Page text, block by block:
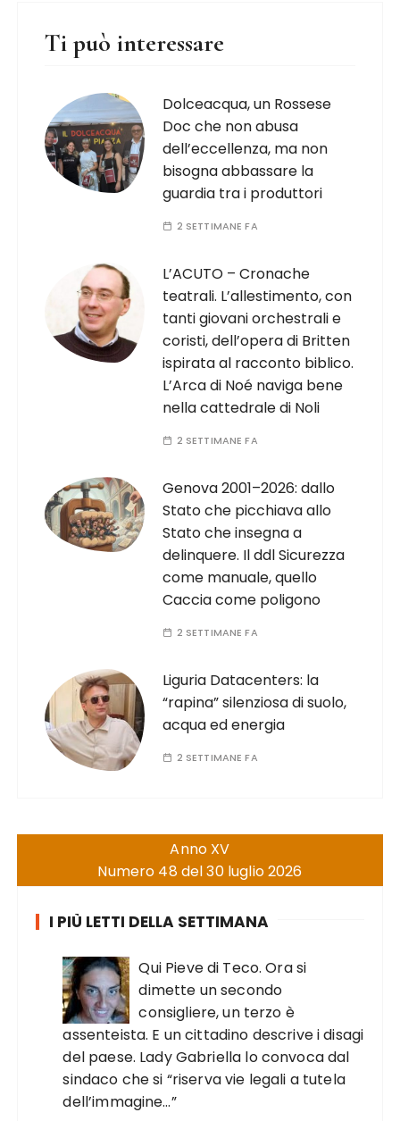
Ti può interessare
Dolceacqua, un Rossese
Doc che non abusa
dell’eccellenza, ma non
bisogna abbassare la
guardia tra i produttori
2 SETTIMANE FA
L’ACUTO – Cronache
teatrali. L’allestimento, con
tanti giovani orchestrali e
coristi, dell’opera di Britten
ispirata al racconto biblico.
L’Arca di Noé naviga bene
nella cattedrale di Noli
2 SETTIMANE FA
Genova 2001–2026: dallo
Stato che picchiava allo
Stato che insegna a
delinquere. Il ddl Sicurezza
come manuale, quello
Caccia come poligono
2 SETTIMANE FA
Liguria Datacenters: la
“rapina” silenziosa di suolo,
acqua ed energia
2 SETTIMANE FA
Anno XV
Numero 48 del 30 luglio 2026
I PIÙ LETTI DELLA SETTIMANA
Qui Pieve di Teco. Ora si
dimette un secondo
consigliere, un terzo è
assenteista. E un cittadino descrive i disagi
del paese. Lady Gabriella lo convoca dal
sindaco che si “riserva vie legali a tutela
dell’immagine…”